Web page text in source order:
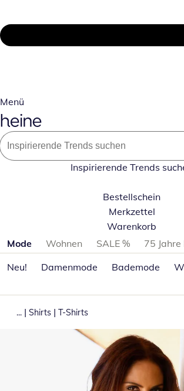
Menü
Inspirierende Trends
Bestellschein
Merkzettel
Warenkorb
Produktkategorien überspringen
Mode Wohnen SALE %
75 Jahre
Neu!
Damenmode Bademode
... | Shirts | T-Shirts